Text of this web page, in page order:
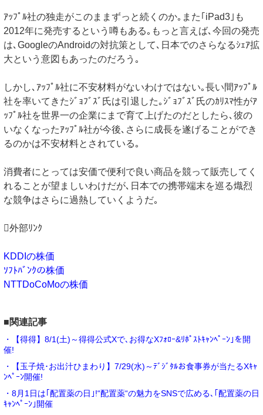
ｱｯﾌﾟﾙ社の独走がこのままずっと続くのか｡また｢iPad3｣も
2012年に発売するという噂もある｡もっと言えば､今回の発売
は､GoogleのAndroidの対抗策として､日本でのさらなるｼｪｱ拡
大という意図もあったのだろう｡
しかし､ｱｯﾌﾟﾙ社に不安材料がないわけではない｡長い間ｱｯﾌﾟﾙ
社を率いてきたｼﾞｮﾌﾞｽﾞ氏は引退した｡ｼﾞｮﾌﾞｽﾞ氏のｶﾘｽﾏ性がｱ
ｯﾌﾟﾙ社を世界一の企業にまで育て上げたのだとしたら､彼の
いなくなったｱｯﾌﾟﾙ社が今後､さらに成長を遂げることができ
るのかは不安材料とされている｡
消費者にとっては安価で便利で良い商品を競って販売してく
れることが望ましいわけだが､日本での携帯端末を巡る熾烈
な競争はさらに過熱していくようだ｡
外部ﾘﾝｸ
KDDIの株価
ｿﾌﾄﾊﾞﾝｸの株価
NTTDoCoMoの株価
■関連記事
・【得得】8/1(土)～得得公式Xで､お得なXﾌｫﾛｰ&ﾘﾎﾟｽﾄｷｬﾝﾍﾟｰﾝ｣を開
催!
・【玉子焼･お出汁ひまわり】7/29(水)～ﾃﾞｼﾞﾀﾙお食事券が当たるXｷｬ
ﾝﾍﾟｰﾝ開催!
・8月1日は｢配置薬の日｣!“配置薬“の魅力をSNSで広める､｢配置薬の日
ｷｬﾝﾍﾟｰﾝ｣開催